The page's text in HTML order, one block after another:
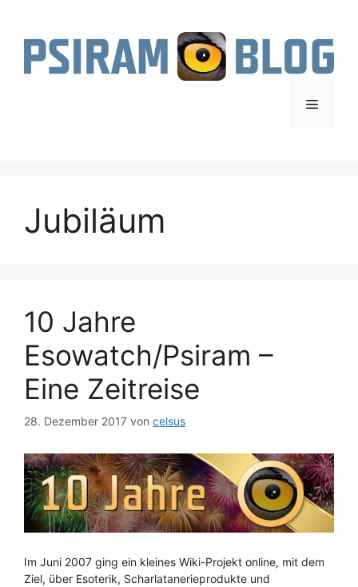
springen
Menü
Jubiläum
10 Jahre
Esowatch/Psiram –
Eine Zeitreise
28. Dezember 2017 von celsus
Im Juni 2007 ging ein kleines Wiki-Projekt online, mit dem
Ziel, über Esoterik, Scharlatanerieprodukte und